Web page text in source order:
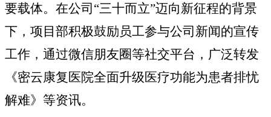
要载体。 在公司 “三十而立”迈向新征程的背景
下，项目部积极鼓励员工参与公司新闻的宣传
工作 ， 通过微信朋友圈等社交平台，广泛转发
《密云康复医院全面升级医疗功能为患者排忧
解难》等资讯。